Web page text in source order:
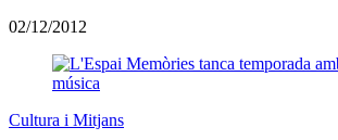
02/12/2012
Cultura i Mitjans